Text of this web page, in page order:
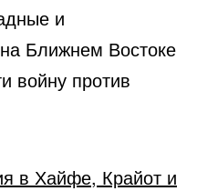
и
Ближнем Востоке
войну против
в Хайфе, Крайот и